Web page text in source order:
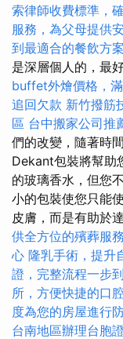
索律師收費標準，
服務，為父母提供
到最適合的餐飲方案
是深層個人的，最
buffet外燴價格，
追回欠款 新竹撥筋
區 台中搬家公司推
們的改變，隨著時
Dekant包裝將幫助
的玻璃香水，但您
小的包裝使您只能
皮膚，而是有助於
供全方位的殯葬服務
心 隆乳手術，提升
證，完整流程一步
所，方便快捷的口
度為您的房屋進行
台南地區辦理台胞